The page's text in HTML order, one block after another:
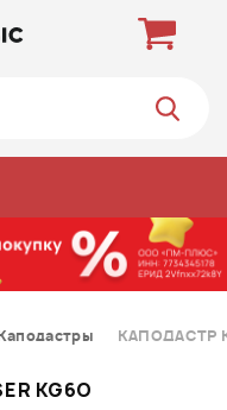
КАПОДАСТР
KG6O